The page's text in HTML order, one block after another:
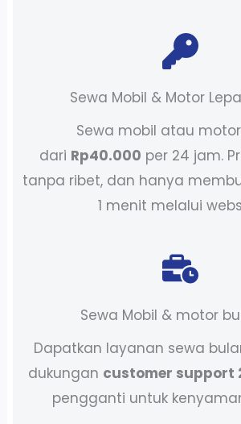
Sewa Mobil & Motor
Sewa mobil atau
dari Rp40.000 per 24 jam.
tanpa ribet, dan hanya
1 menit melalui
Sewa Mobil & motor
Dapatkan layanan sewa
dukungan customer support
pengganti untuk